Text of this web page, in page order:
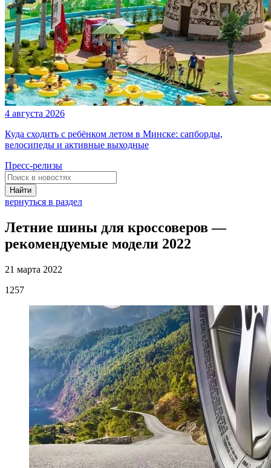
4 августа 2026
Куда сходить с ребёнком летом в Минске: сапборды,
велосипеды и активные выходные
Пресс-релизы
Найти
вернуться в раздел
Летние шины для кроссоверов —
рекомендуемые модели 2022
21 марта 2022
1257